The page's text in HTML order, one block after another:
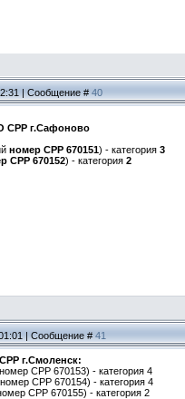
| Сообщение #40
СРР г.Сафоново
номер СРР 670151) - категория 3
СРР 670152) - категория 2
| Сообщение #41
г.Смоленск:
СРР 670153) - категория 4
СРР 670154) - категория 4
СРР 670155) - категория 2